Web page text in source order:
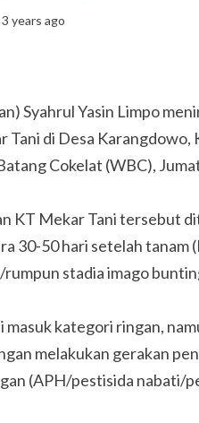
years ago
Syahrul Yasin Limpo
Tani di Desa
Cokelat (WBC),
KT Mekar Tani tersebut
30-50 hari setelah tanam
stadia imago
masuk kategori ringan,
melakukan gerakan
(APH/pestisida nabati/